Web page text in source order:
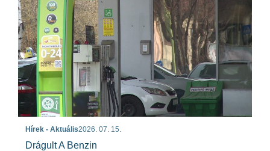
Hírek - Aktuális2026. 07. 15.
Drágult A Benzin